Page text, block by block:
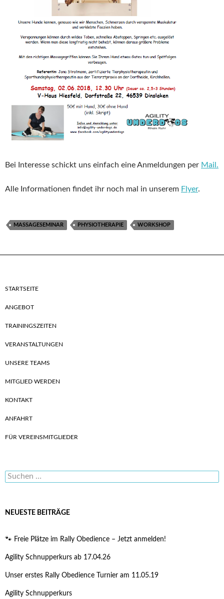
Bei Interesse schickt uns einfach eine Anmeldungen per Mail.
Alle Informationen findet ihr noch mal in unserem Flyer.
MASSAGESEMINAR PHYSIOTHERAPIE WORKSHOP
STARTSEITE
ANGEBOT
TRAININGSZEITEN
VERANSTALTUNGEN
UNSERE TEAMS
MITGLIED WERDEN
KONTAKT
ANFAHRT
FÜR VEREINSMITGLIEDER
Suchen
nach:
NEUESTE BEITRÄGE
🐾 Freie Plätze im Rally Obedience – Jetzt anmelden!
Agility Schnupperkurs ab 17.04.26
Unser erstes Rally Obedience Turnier am 11.05.19
Agility Schnupperkurs